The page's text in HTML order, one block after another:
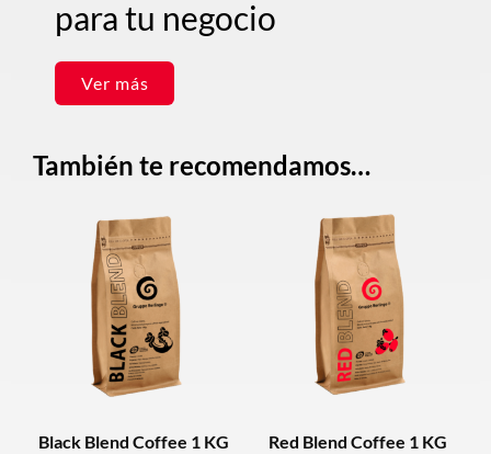
para tu negocio
Ver más
También te recomendamos…
Black Blend Coffee 1 KG Red Blend Coffee 1 KG